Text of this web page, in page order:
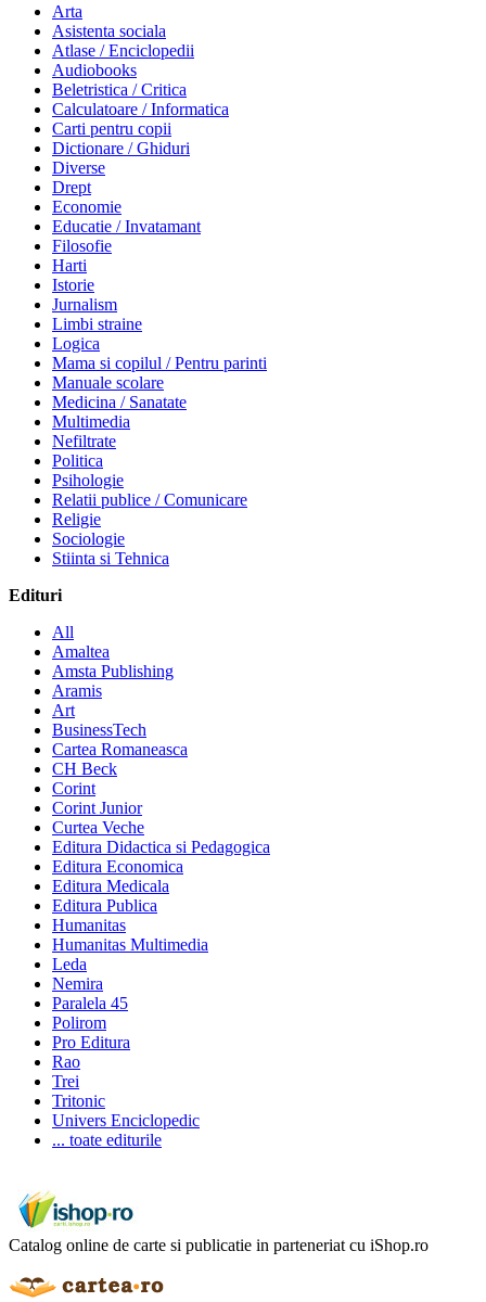
Arta
Asistenta sociala
Atlase / Enciclopedii
Audiobooks
Beletristica / Critica
Calculatoare / Informatica
Carti pentru copii
Dictionare / Ghiduri
Diverse
Drept
Economie
Educatie / Invatamant
Filosofie
Harti
Istorie
Jurnalism
Limbi straine
Logica
Mama si copilul / Pentru parinti
Manuale scolare
Medicina / Sanatate
Multimedia
Nefiltrate
Politica
Psihologie
Relatii publice / Comunicare
Religie
Sociologie
Stiinta si Tehnica
Edituri
All
Amaltea
Amsta Publishing
Aramis
Art
BusinessTech
Cartea Romaneasca
CH Beck
Corint
Corint Junior
Curtea Veche
Editura Didactica si Pedagogica
Editura Economica
Editura Medicala
Editura Publica
Humanitas
Humanitas Multimedia
Leda
Nemira
Paralela 45
Polirom
Pro Editura
Rao
Trei
Tritonic
Univers Enciclopedic
... toate editurile
Catalog online de carte si publicatie in parteneriat cu iShop.ro